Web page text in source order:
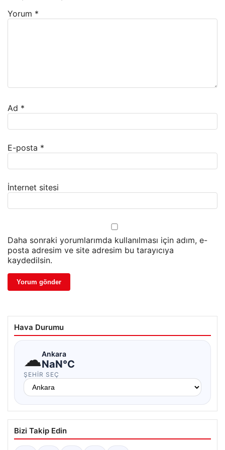
Yorum *
Ad *
E-posta *
İnternet sitesi
Daha sonraki yorumlarımda kullanılması için adım, e-
posta adresim ve site adresim bu tarayıcıya
kaydedilsin.
Hava Durumu
☁Ankara
NaN°C
ŞEHIR SEÇ
Bizi Takip Edin